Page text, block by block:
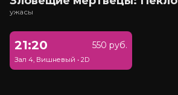
ужасы
21:20 550 руб.
Зал 4, Вишневый • 2D